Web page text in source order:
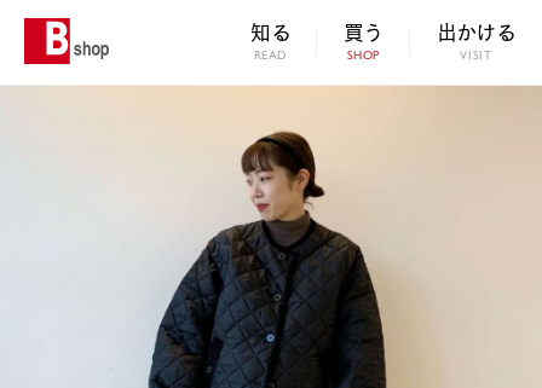
知る
READ
買う
SHOP
出かける
VISIT